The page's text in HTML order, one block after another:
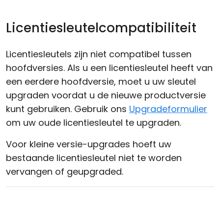
Licentiesleutelcompatibiliteit
Licentiesleutels zijn niet compatibel tussen
hoofdversies. Als u een licentiesleutel heeft van
een eerdere hoofdversie, moet u uw sleutel
upgraden voordat u de nieuwe productversie
kunt gebruiken. Gebruik ons Upgradeformulier
om uw oude licentiesleutel te upgraden.
Voor kleine versie-upgrades hoeft uw
bestaande licentiesleutel niet te worden
vervangen of geupgraded.